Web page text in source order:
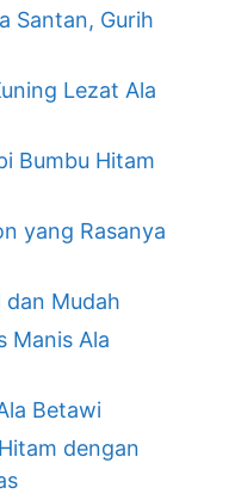
Santan, Gurih
Lezat Ala
Bumbu Hitam
yang Rasanya
dan Mudah
Manis Ala
Betawi
dengan